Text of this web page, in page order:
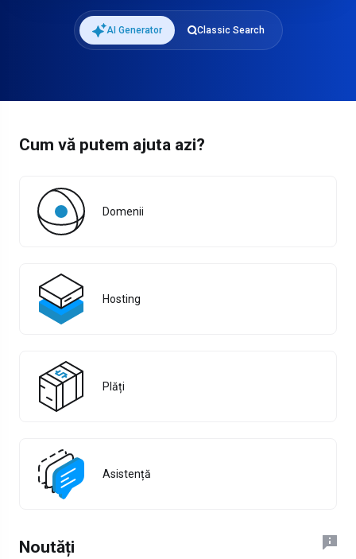
AI Generator Classic Search
Cum vă putem ajuta azi?
Domenii
Hosting
Plăți
Asistență
Noutăți